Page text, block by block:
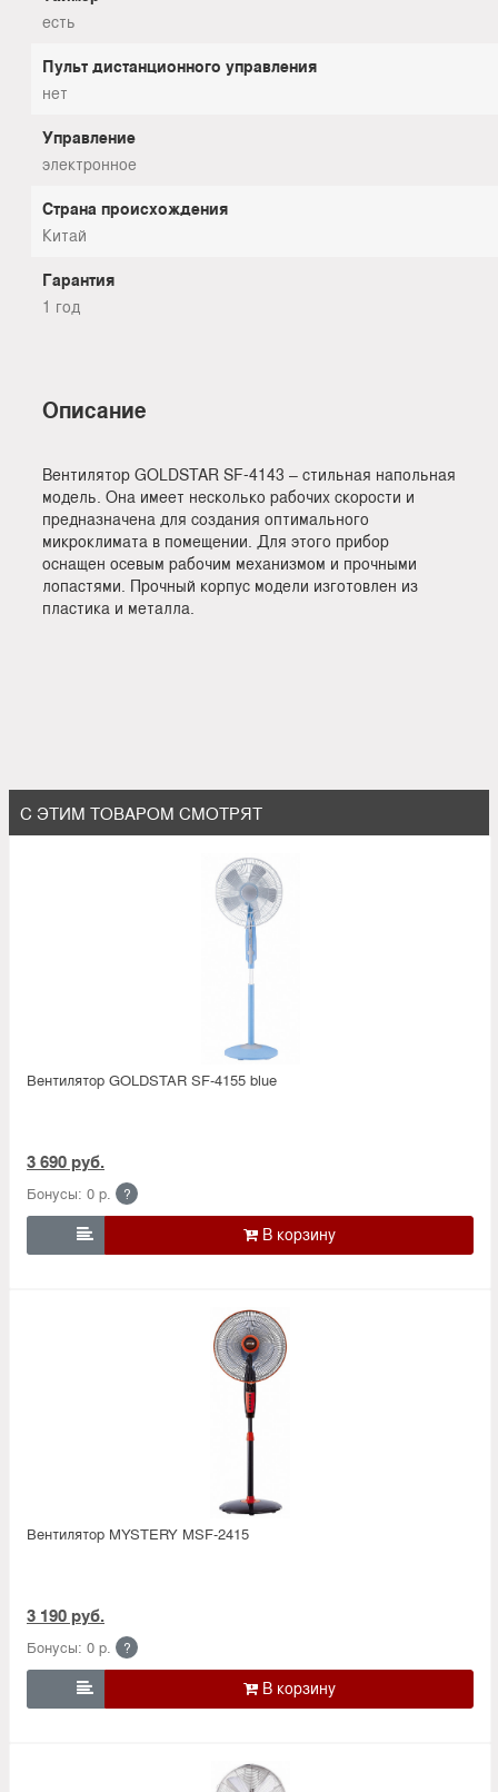
есть
Пульт дистанционного управления
нет
Управление
электронное
Страна происхождения
Китай
Гарантия
1 год
Описание
Вентилятор GOLDSTAR SF-4143 – стильная напольная
модель. Она имеет несколько рабочих скорости и
предназначена для создания оптимального
микроклимата в помещении. Для этого прибор
оснащен осевым рабочим механизмом и прочными
лопастями. Прочный корпус модели изготовлен из
пластика и металла.
С ЭТИМ ТОВАРОМ СМОТРЯТ
Вентилятор GOLDSTAR SF-4155 blue
3 690 руб.
Бонусы: 0 р. ?

Вентилятор MYSTERY MSF-2415
3 190 руб.
Бонусы: 0 р. ?
